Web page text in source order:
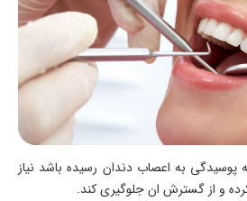
پوسیدگی به اعصاب دندان رسیده باشد نیاز
و از گسترش ان جلوگیری کند.